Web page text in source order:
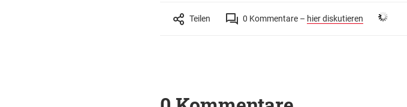
Teilen 0 Kommentare – hier diskutieren